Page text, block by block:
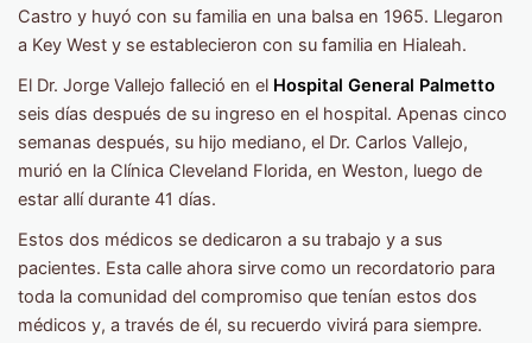
Castro y huyó con su familia en una balsa en 1965. Llegaron
a Key West y se establecieron con su familia en Hialeah.
El Dr. Jorge Vallejo falleció en el Hospital General Palmetto
seis días después de su ingreso en el hospital. Apenas cinco
semanas después, su hijo mediano, el Dr. Carlos Vallejo,
murió en la Clínica Cleveland Florida, en Weston, luego de
estar allí durante 41 días.
Estos dos médicos se dedicaron a su trabajo y a sus
pacientes. Esta calle ahora sirve como un recordatorio para
toda la comunidad del compromiso que tenían estos dos
médicos y, a través de él, su recuerdo vivirá para siempre.